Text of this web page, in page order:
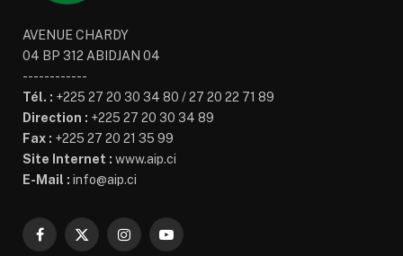
AVENUE CHARDY
04 BP 312 ABIDJAN 04
------------
Tél. : +225 27 20 30 34 80 / 27 20 22 71 89
Direction : +225 27 20 30 34 89
Fax : +225 27 20 21 35 99
Site Internet : www.aip.ci
E-Mail : info@aip.ci
Facebook
X
InstagramYouTube